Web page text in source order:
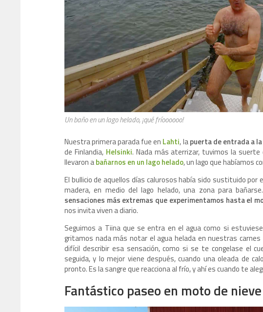
Un baño en un lago helado, ¡qué fríoooooo!
Nuestra primera parada fue en Lahti, lapuerta de entrada a
de Finlandia, Helsinki. Nada más aterrizar, tuvimos la suerte
llevaron abañarnos en un lago helado, un lago que habíamos
El bullicio de aquellos días calurosos había sido sustituido por
madera, en medio del lago helado, una zona para
sensaciones más extremas que experimentamos hasta el
nos invita viven a diario.
Seguimos a Tiina que se entra en el agua como si
gritamos nada más notar el agua helada en nuestras
difícil describir esa sensación, como si se te congelase el
seguida, y lo mejor viene después, cuando una oleada de
pronto. Es la sangre que reacciona al frío, y ahí es cuando te
Fantástico paseo en moto de